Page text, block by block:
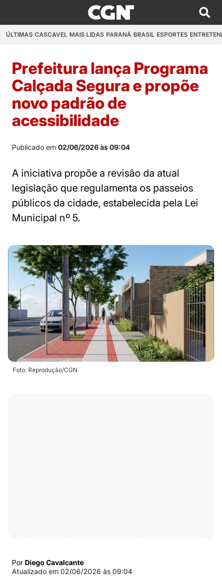
ÚLTIMAS CASCAVEL MAIS LIDAS PARANÁ BRASIL ESPORTES
Prefeitura lança Programa
Calçada Segura e propõe
novo padrão de
acessibilidade
Publicado em 02/06/2026 às 09:04
A iniciativa propõe a revisão da atual
legislação que regulamenta os passeios
públicos da cidade, estabelecida pela Lei
Municipal nº 5.
Foto: Reprodução/CGN
Por Diego Cavalcante
Atualizado em 02/06/2026 às 09:04